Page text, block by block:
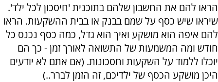
הראו להם את החשבון שלהם בתוכנית 'חיסכון לכל ילד'.
שיראו שיש כסף על שמם בבנק או בבית ההשקעות. הראו
להם איפה הוא מושקע ואיך הוא גדל, כמה כסף נכנס כל
חודש ומה המשמעות של התשואה לאורך זמן - כך הם
יוכלו ללמוד על השקעות וחסכונות. (אם אתם לא יודעים
היכן מושקע הכסף של ילדיכם, זה הזמן לברר..)